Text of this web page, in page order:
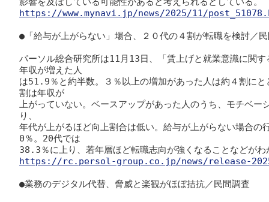
https://www.mynavi.jp/news/2025/11/
●「給与が上がらない」場合、２０代の４割が転職を検討／
パーソル総合研究所は11月13日、「賃上げと就業意識に関
年収が増えた人
は51.9％と約半数。３％以上の増加があった人は約４割に
割は年収が
上がっていない。ベースアップがあった人のうち、モチベ
り、
年代が上がるほど向上割合は低い。給与が上がらない場合
0％。20代では
https://rc.persol-group.co.jp/news/release-
●業務のデジタル代替、脅威と楽観がほぼ拮抗／民間調査